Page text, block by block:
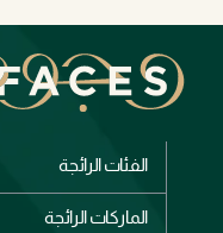
الفئات الرائجة
الماركات الرائجة